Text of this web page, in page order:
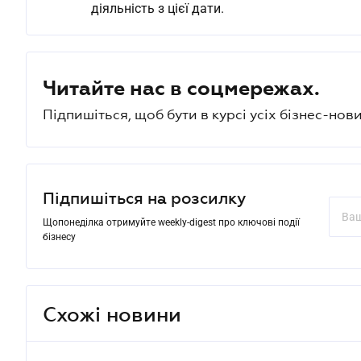
діяльність з цієї дати.
Читайте нас в соцмережах.
Підпишіться, щоб бути в курсі усіх бізнес-
Підпишіться на розсилку
Щопонеділка отримуйте weekly-digest про ключові події
бізнесу
Схожі новини